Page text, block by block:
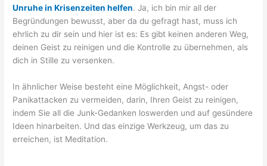
Unruhe in Krisenzeiten helfen. Ja, ich bin mir all der
Begründungen bewusst, aber da du gefragt hast, muss ich
ehrlich zu dir sein und hier ist es: Es gibt keinen anderen Weg,
deinen Geist zu reinigen und die Kontrolle zu übernehmen, als
dich in Stille zu versenken.
In ähnlicher Weise besteht eine Möglichkeit, Angst- oder
Panikattacken zu vermeiden, darin, Ihren Geist zu reinigen,
indem Sie all die Junk-Gedanken loswerden und auf gesündere
Ideen hinarbeiten. Und das einzige Werkzeug, um das zu
erreichen, ist Meditation.